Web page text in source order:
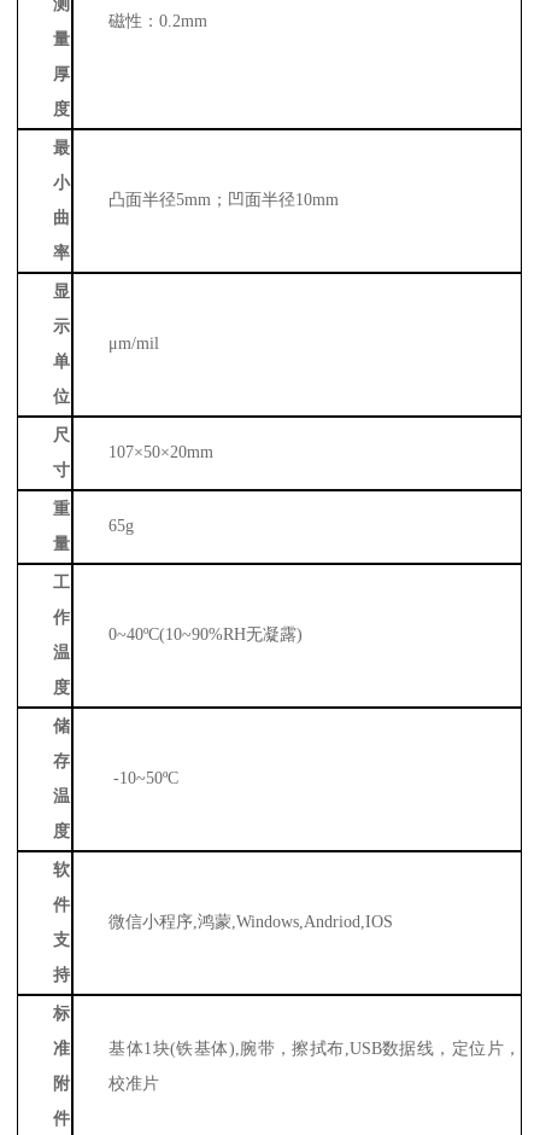
测
量
厚
度
磁性：0.2mm
最
小
曲
率
凸面半径5mm；凹面半径10mm
显
示
单
位
μm/mil
尺
寸
107×50×20mm
重
量
65g
工
作
温
度
0~40ºC(10~90%RH无凝露)
储
存
温
度
-10~50ºC
软
件
支
持
微信小程序 ,鸿蒙,Windows,Andriod,IOS
标
准
附
件
基体1块(铁基体),腕带，擦拭布,USB数据线，定位片，
校准片